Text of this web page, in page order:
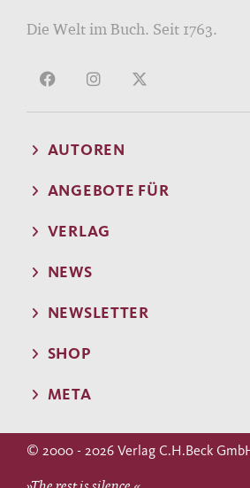
Die Welt im Buch. Seit 1763.
AUTOREN
ANGEBOTE FÜR
VERLAG
NEWS
NEWSLETTER
SHOP
META
© 2000 - 2026 Verlag C.H.Beck